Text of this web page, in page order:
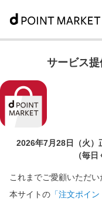
サービス
2026年7月28日（火）
（毎
これまでご愛顧いただ
本サイトの 「注文ポイン